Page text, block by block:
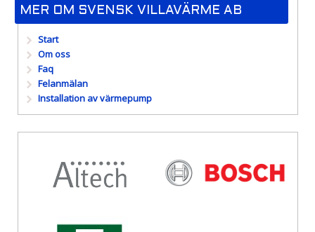
MER OM SVENSK VILLAVÄRME AB
Start
Om oss
Faq
Felanmälan
Installation av värmepump